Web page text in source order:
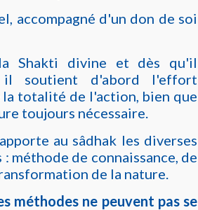
accompagné d'un don de soi
Shakti divine et dès qu'il
il soutient d'abord l'effort
la totalité de l'action, bien que
toujours nécessaire.
au sâdhak les diverses
méthode de connaissance, de
de la nature.
méthodes ne peuvent pas se